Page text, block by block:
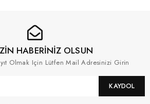
HABERİNİZ OLSUN
Olmak Için Lütfen Mail Adresinizi Girin
KAYDOL